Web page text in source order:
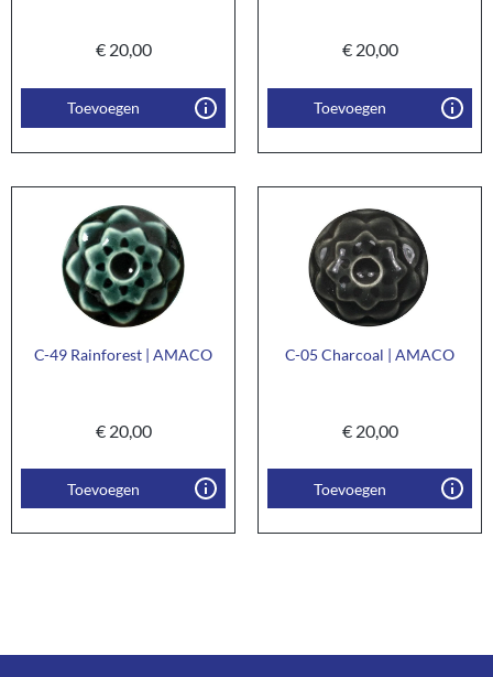
€20,00
Toevoegen
€20,00
Toevoegen
C-49 Rainforest | AMACO
€20,00
Toevoegen
C-05 Charcoal | AMACO
€20,00
Toevoegen